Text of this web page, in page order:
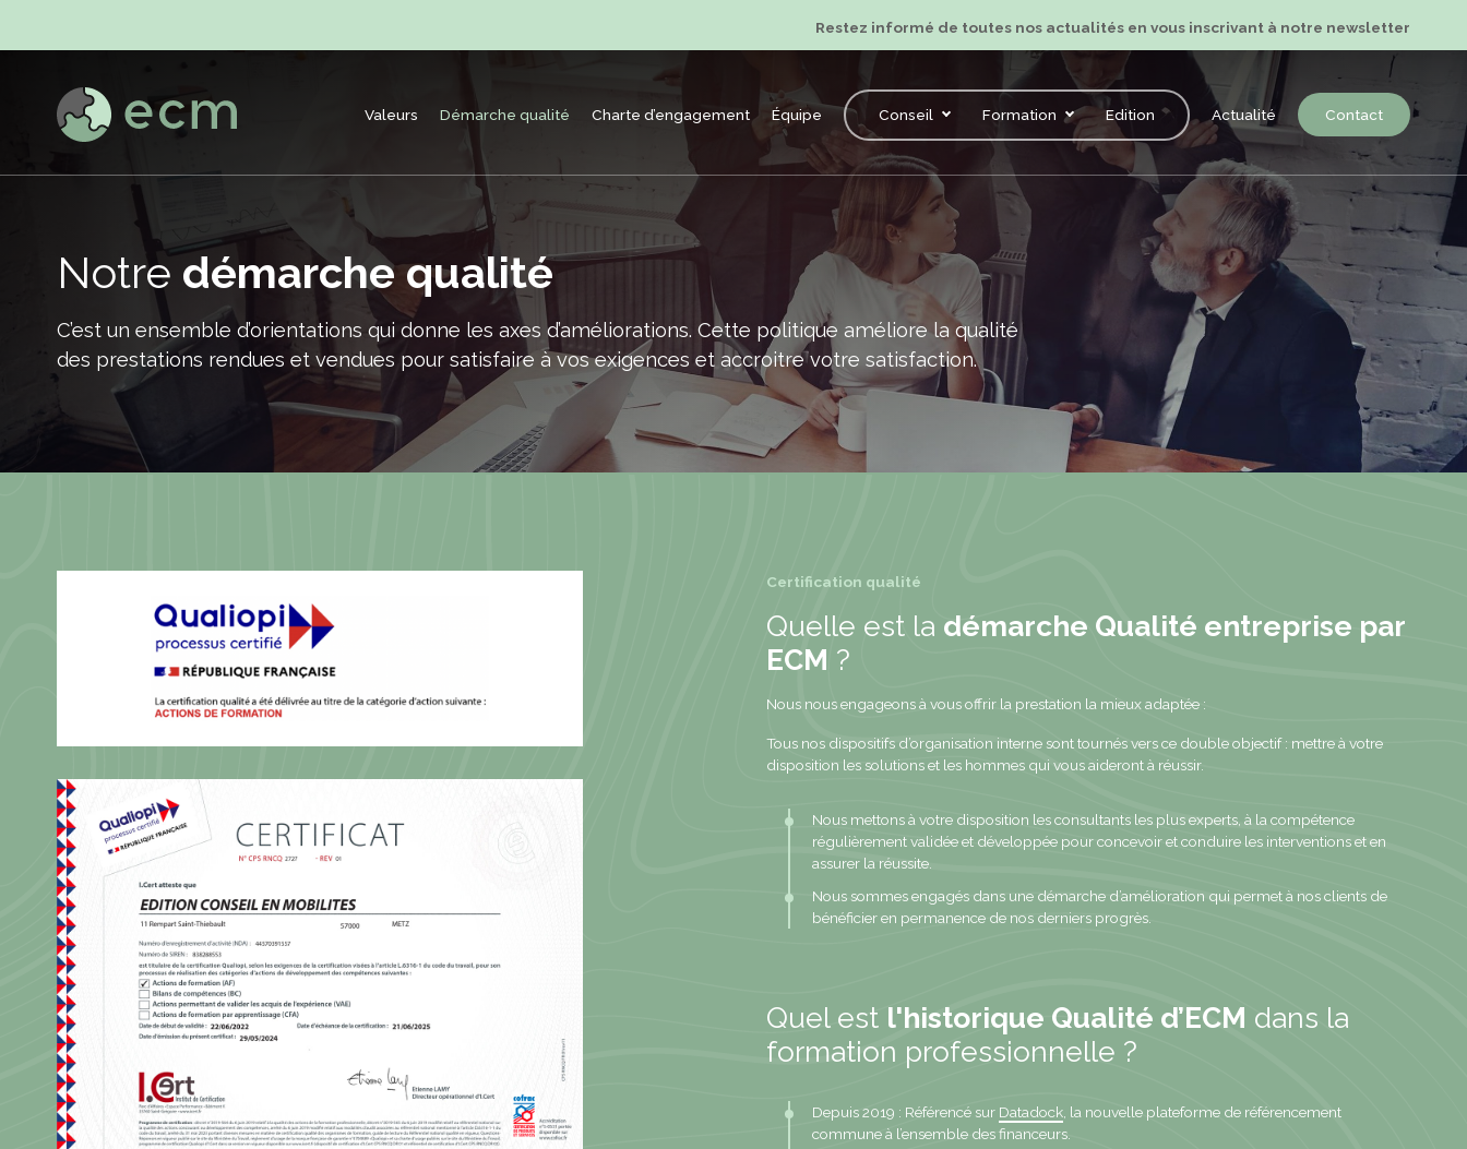
Restez informé de toutes nos actualités en vous inscrivant à notre newsletter
Valeurs Démarche qualité Charte d’engagement Équipe Conseil Formation Edition Actualité Contact
Notre démarche qualité
C’est un ensemble d’orientations qui donne les axes d’améliorations. Cette politique améliore la qualité
des prestations rendues et vendues pour satisfaire à vos exigences et accroitre votre satisfaction.
Certification qualité
Quelle est la démarche Qualité entreprise par
ECM ?
Nous nous engageons à vous offrir la prestation la mieux adaptée :
Tous nos dispositifs d’organisation interne sont tournés vers ce double objectif : mettre à votre
disposition les solutions et les hommes qui vous aideront à réussir.
Nous mettons à votre disposition les consultants les plus experts, à la compétence
régulièrement validée et développée pour concevoir et conduire les interventions et en
assurer la réussite.
Nous sommes engagés dans une démarche d’amélioration qui permet à nos clients de
bénéficier en permanence de nos derniers progrès.
Quel est l'historique Qualité d’ECM dans la
formation professionnelle ?
Depuis 2019 : Référencé sur Datadock , la nouvelle plateforme de référencement
commune à l’ensemble des financeurs.